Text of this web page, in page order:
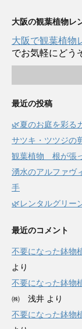
大阪の観葉植物レ
大阪で観葉植物
でお気軽にどう
最近の投稿
🌿夏のお庭を彩る
サツキ・ツツジの
観葉植物 根が張
湧水のアルファヴ
手
🌿レンタルグリー
最近のコメント
不要になった鉢物
より
不要になった鉢物
㈱ 浅井 より
不要になった鉢物